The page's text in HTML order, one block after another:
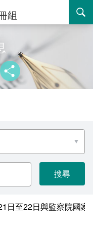
略過字型切
分享
日至22日與監察院國